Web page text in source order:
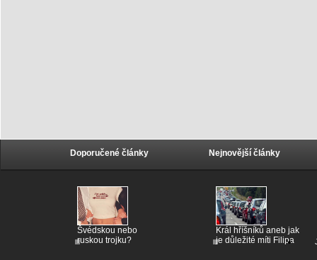
Doporučené články
Švédskou nebo
ruskou trojku?
Nejnovější články
Král hříšníků aneb jak
je důležité míti Filipa